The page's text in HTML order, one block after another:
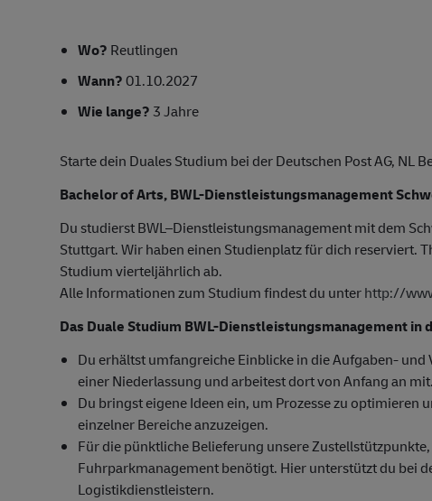
Wo? Reutlingen
Wann?01.10.2027
Wie lange? 3 Jahre
Starte dein Duales Studium bei der Deutschen Post AG, NL
Bachelor of Arts, BWL-Dienstleistungsmanagement
Du studierst BWL–Dienstleistungsmanagement mit dem
Stuttgart. Wir haben einen Studienplatz für dich reserviert.
Studium vierteljährlich ab.
Alle Informationen zum Studium findest du unterhttp://
Das Duale Studium BWL-Dienstleistungsmanagement in
Du erhältst umfangreiche Einblicke in die Aufgaben-
einer Niederlassung und arbeitest dort von Anfang an mit.
Du bringst eigene Ideen ein, um Prozesse zu
einzelner Bereiche anzuzeigen.
Für die pünktliche Belieferung unsere
Fuhrparkmanagement benötigt. Hier unterstützt du bei
Logistikdienstleistern.